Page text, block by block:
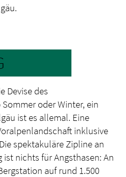
Devise des
oder Winter, ein
ist es allemal. Eine
inklusive
spektakuläre Zipline an
nichts für Angsthasen: An
auf rund 1.500